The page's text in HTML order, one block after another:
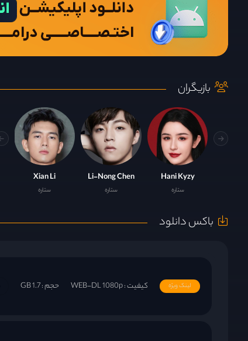
بازیگران
Hani Kyzy
ستاره
Li-Nong Chen
ستاره
Xian Li
ستاره
باکس دانلود
لینک ویژه کیفیت : WEB-DL 1080p حجم : 1.7 GB